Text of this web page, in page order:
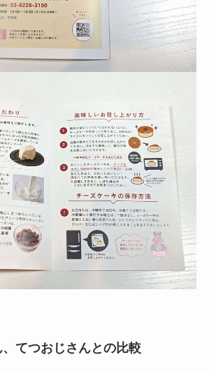
てつおじさんとの比較